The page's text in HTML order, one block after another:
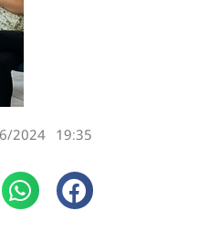
19:35
2024